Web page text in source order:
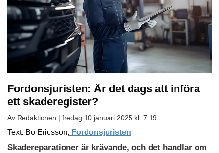
Fordonsjuristen: Är det dags att införa
ett skaderegister?
Av Redaktionen | fredag 10 januari 2025 kl. 7:19
Ladda
ned
Text: Bo Ericsson, Fordonsjuristen
Skadereparationer är krävande, och det handlar om